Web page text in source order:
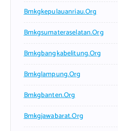
Bmkgkepulauanriau.org
Bmkgsumateraselatan.org
Bmkgbangkabelitung.org
Bmkglampung.org
Bmkgbanten.org
Bmkgjawabarat.org